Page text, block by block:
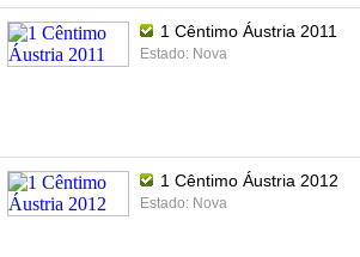
1 Cêntimo Áustria 2011
Estado: Nova
1 Cêntimo Áustria 2012
Estado: Nova